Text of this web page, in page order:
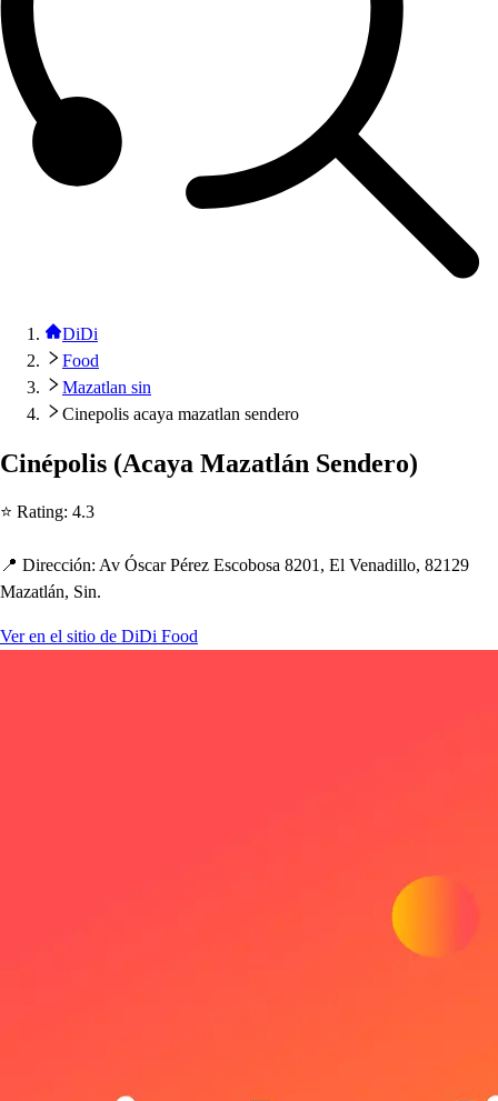
DiDi
Food
Mazatlan sin
Cinepolis acaya mazatlan sendero
Cinépolis (Acaya Mazatlán Sendero)
⭐ Rating: 4.3
📍 Dirección: Av Óscar Pérez Escobosa 8201, El Venadillo, 82129
Mazatlán, Sin.
Ver en el sitio de DiDi Food